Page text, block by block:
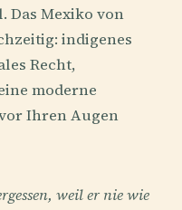
Das Mexiko von
indigenes
Recht,
moderne
Ihren Augen
weil er nie wie